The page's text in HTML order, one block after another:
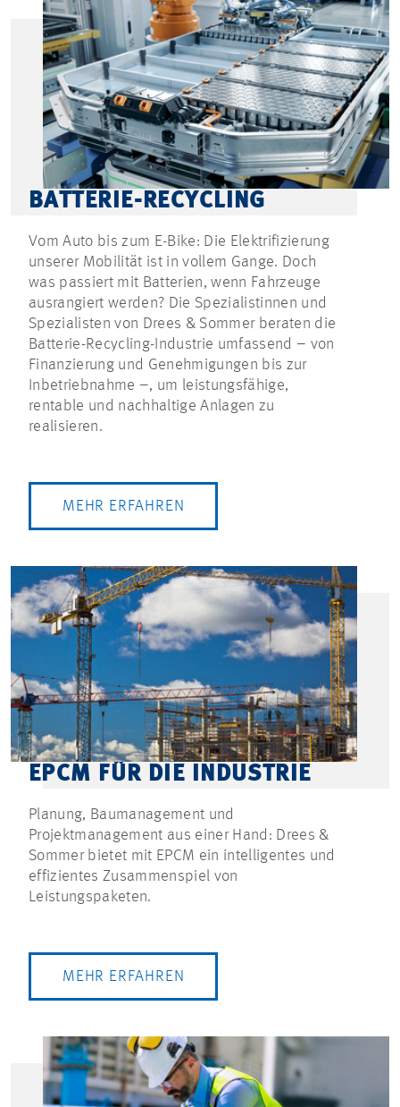
BATTERIE-RECYCLING
Vom Auto bis zum E-Bike: Die Elektrifizierung
unserer Mobilität ist in vollem Gange. Doch
was passiert mit Batterien, wenn Fahrzeuge
ausrangiert werden? Die Spezialistinnen und
Spezialisten von Drees & Sommer beraten die
Batterie-Recycling-Industrie umfassend – von
Finanzierung und Genehmigungen bis zur
Inbetriebnahme –, um leistungsfähige,
rentable und nachhaltige Anlagen zu
realisieren.
MEHR ERFAHREN
EPCM FÜR DIE INDUSTRIE
Planung, Baumanagement und
Projektmanagement aus einer Hand: Drees &
Sommer bietet mit EPCM ein intelligentes und
effizientes Zusammenspiel von
Leistungspaketen.
MEHR ERFAHREN